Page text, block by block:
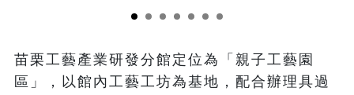
苗栗工藝產業研發分館定位為「親子工藝園
區」，以館內工藝工坊為基地，配合辦理具過